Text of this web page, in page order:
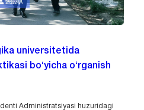
universitetida
bo‘yicha o‘rganish
Administratsiyasi huzuridagi